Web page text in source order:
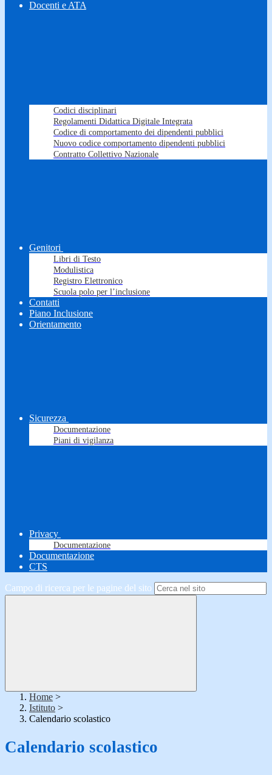
Docenti e ATA
Codici disciplinari
Regolamenti Didattica Digitale Integrata
Codice di comportamento dei dipendenti pubblici
Nuovo codice comportamento dipendenti pubblici
Contratto Collettivo Nazionale
Genitori
Libri di Testo
Modulistica
Registro Elettronico
Scuola polo per l’inclusione
Contatti
Piano Inclusione
Orientamento
Sicurezza
Documentazione
Piani di vigilanza
Privacy
Documentazione
Documentazione
CTS
Campo di ricerca per le pagine del sito
Home >
Istituto >
Calendario scolastico
Calendario scolastico